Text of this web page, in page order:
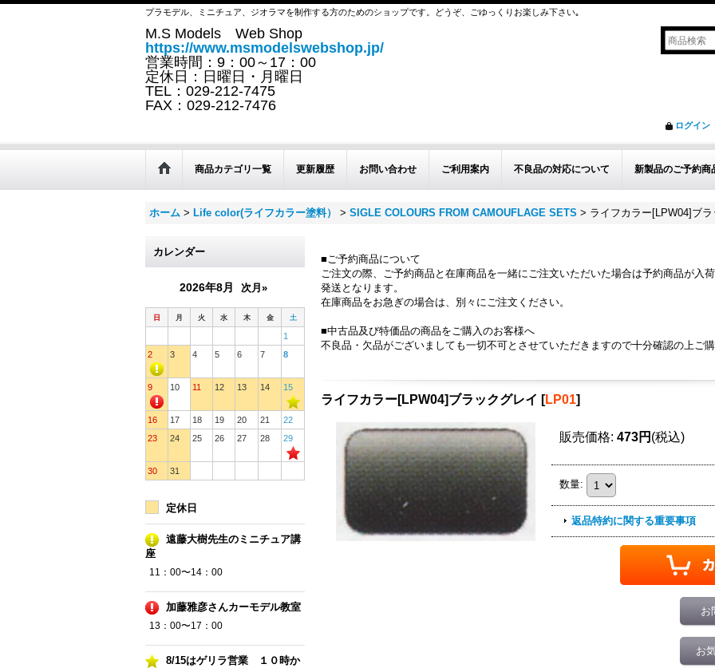
プラモデル、ミニチュア、ジオラマを制作する方のためのショップです。どうぞ、ごゆっくりお楽しみ下さい｡
M.S Models Web Shop
https://www.msmodelswebshop.jp/
営業時間：9：00～17：00
定休日：日曜日・月曜日
TEL：029-212-7475
FAX：029-212-7476
ログイン
商品カテゴリ一覧 更新履歴 お問い合わせ ご利用案内 不良品の対応について 新製品のご予約商
ホーム > Life color(ライフカラー塗料） > SIGLE COLOURS FROM CAMOUFLAGE SETS > ライフカラー[LPW04]ブラ
カレンダー
2026年8月 次月»
日 月 火 水 木 金 土
1
2
3 4 5 6 7 8
9 10 11 12 13 14 15
16 17 18 19 20 21
22
23
24 25 26 27 28 29
30 31
定休日
遠藤大樹先生のミニチュア講
座
11：00〜14：00
加藤雅彦さんカーモデル教室
13：00〜17：00
8/15はゲリラ営業 １０時か
■ご予約商品について
ご注文の際、ご予約商品と在庫商品を一緒にご注文いただいた場合は予約商品が入
発送となります。
在庫商品をお急ぎの場合は、別々にご注文ください。
■中古品及び特価品の商品をご購入のお客様へ
不良品・欠品がございましても一切不可とさせていただきますので十分確認の上ご購
ライフカラー[LPW04]ブラックグレイ [LP01]
販売価格: 473円 (税込)
数量:
返品特約に関する重要事項
お
お